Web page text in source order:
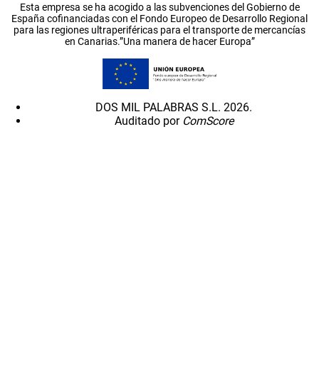
Esta empresa se ha acogido a las subvenciones del Gobierno de
España cofinanciadas con el Fondo Europeo de Desarrollo Regional
para las regiones ultraperiféricas para el transporte de mercancías
en Canarias.”Una manera de hacer Europa”
DOS MIL PALABRAS S.L. 2026.
Auditado por ComScore